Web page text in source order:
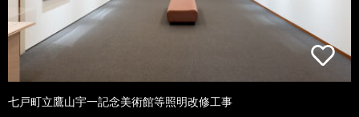
七戸町立鷹山宇一記念美術館等照明改修工事